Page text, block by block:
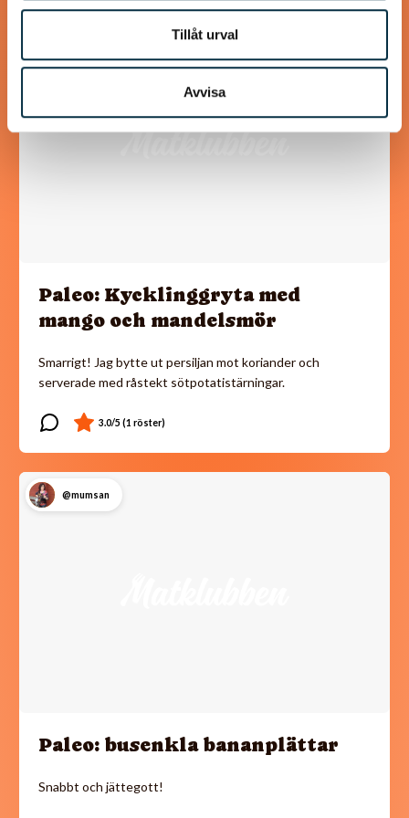
Tillåt urval
Avvisa
Paleo: Kycklinggryta med
mango och mandelsmör
Smarrigt! Jag bytte ut persiljan mot koriander och
serverade med råstekt sötpotatistärningar.
@mumsan
Paleo: busenkla bananplättar
Snabbt och jättegott!